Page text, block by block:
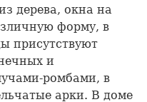
дерева, окна на
форму, в
присутствуют
и
ромбами, в
арки. В доме